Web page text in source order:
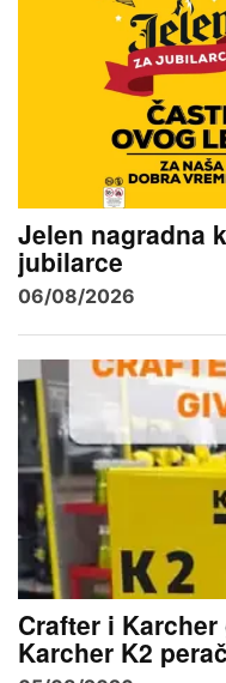
Jelen nagradna
jubilarce
06/08/2026
Crafter i
Karcher K2